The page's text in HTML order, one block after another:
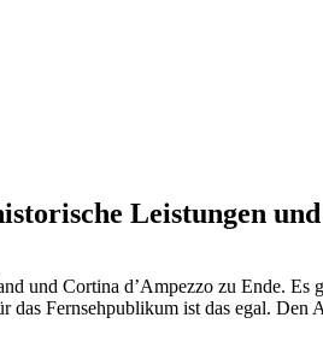
Leistungen
Cortina d’Ampezzo zu Ende. Es
Fernsehpublikum ist das egal. Den